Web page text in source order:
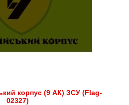
корпус (9 АК) ЗСУ (Flag-
02327)